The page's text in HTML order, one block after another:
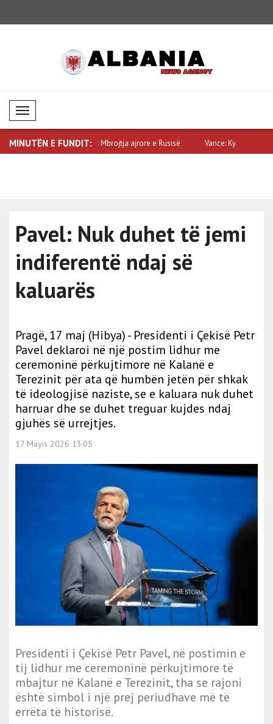
Mobil Menü
MINUTËN E FUNDIT:
ajrore e Rusisë Vance: Ky nuk është dikush që dëshiron
Pavel: Nuk duhet të jemi
indiferentë ndaj së
kaluarës
Pragë, 17 maj (Hibya) - Presidenti i Çekisë Petr
Pavel deklaroi në një postim lidhur me
ceremoninë përkujtimore në Kalanë e
Terezinit për ata që humbën jetën për shkak
të ideologjisë naziste, se e kaluara nuk duhet
harruar dhe se duhet treguar kujdes ndaj
gjuhës së urrejtjes.
17 Mayıs 2026 13:05
Presidenti i Çekisë Petr Pavel, në postimin e
tij lidhur me ceremoninë përkujtimore të
mbajtur në Kalanë e Terezinit, tha se rajoni
është simbol i një prej periudhave më të
errëta të historisë.